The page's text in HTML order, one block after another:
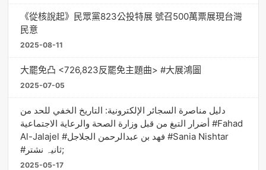
《從核說起》民眾黨823公投特展 號召500萬票展現台灣
民意
2025-08-11
大罷免凸 <726,823反罷免主題曲> #大展鴻圖
2025-07-05
دليل مناصرة السجائر الإلكترونية: التاريخ الخفي للحد من
أضرار التبغ من قبل وزارة الصحة والرعاية الاجتماعية #Fahad
Al-Jalajel #فهد بن عبدالرحمن الجلاجل #Sania Nishtar
#ثانیہ نشتر;
2025-05-17